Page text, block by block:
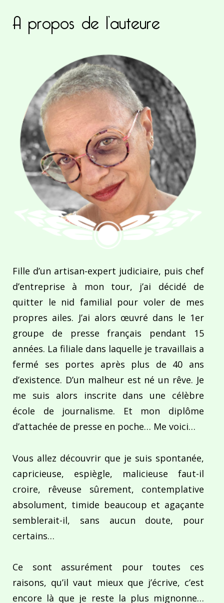
A propos de l’auteure
Fille d’un artisan-expert judiciaire, puis chef
d’entreprise à mon tour, j’ai décidé de
quitter le nid familial pour voler de mes
propres ailes. J’ai alors œuvré dans le 1er
groupe de presse français pendant 15
années. La filiale dans laquelle je travaillais a
fermé ses portes après plus de 40 ans
d’existence. D’un malheur est né un rêve. Je
me suis alors inscrite dans une célèbre
école de journalisme. Et mon diplôme
d’attachée de presse en poche… Me voici…
Vous allez découvrir que je suis spontanée,
capricieuse, espiègle, malicieuse faut-il
croire, rêveuse sûrement, contemplative
absolument, timide beaucoup et agaçante
semblerait-il, sans aucun doute, pour
certains…
Ce sont assurément pour toutes ces
raisons, qu’il vaut mieux que j’écrive, c’est
encore là que je reste la plus mignonne…